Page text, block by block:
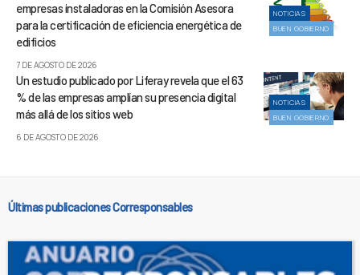
NOTICIAS
BUEN GOBIERNO
empresas instaladoras en la Comisión Asesora
para la certificación de eficiencia energética de
edificios
7 DE AGOSTO DE 2026
NOTICIAS
BUEN GOBIERNO
Un estudio publicado por Liferay revela que el 63
% de las empresas amplían su presencia digital
más allá de los sitios web
6 DE AGOSTO DE 2026
Últimas publicaciones Corresponsables